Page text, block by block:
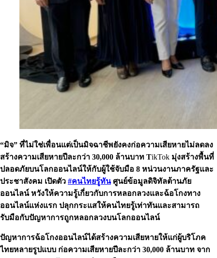
“มิจ” ที่ไม่ใช่เพื่อนแต่เป็นมิจฉาชีพยังคงก่อความเสียหายไม่ลดลง
สร้างความเสียหายปีละกว่า 30,000 ล้านบาท TikTok มุ่งสร้างพื้นที่
ปลอดภัยบนโลกออนไลน์ให้กับผู้ใช้จับมือ 8 หน่วนงานภาครัฐและ
ประชาสังคม เปิดตัว #คนไทยรู้ทันศูนย์ข้อมูลดิจิทัลต้านภัย
ออนไลน์ หวังให้ความรู้เกี่ยวกับการหลอกลวงและฉ้อโกงทาง
ออนไลน์แห่งแรก ปลุกกระแสให้คนไทยรู้เท่าทันและสามารถ
รับมือกับปัญหาการถูกหลอกลวงบนโลกออนไลน์
ปัญหาการฉ้อโกงออนไลน์ได้สร้างความเสียหายให้แก่ผู้บริโภค
ไทยหลายรูปแบบ ก่อความเสียหายปีละกว่า 30,000 ล้านบาท จาก